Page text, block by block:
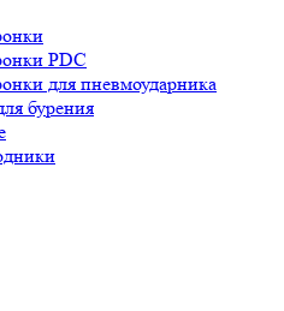
PDC
для пневмоударника
бурения